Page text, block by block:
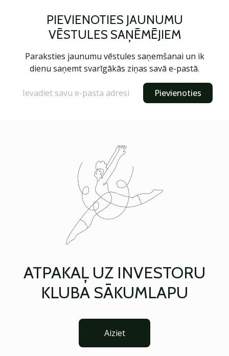
PIEVIENOTIES JAUNUMU
VĒSTULES SAŅĒMĒJIEM
Paraksties jaunumu vēstules saņemšanai un ik
dienu saņemt svarīgākās ziņas savā e-pastā.
Pievienoties
ATPAKAĻ UZ INVESTORU
KLUBA SĀKUMLAPU
Aiziet